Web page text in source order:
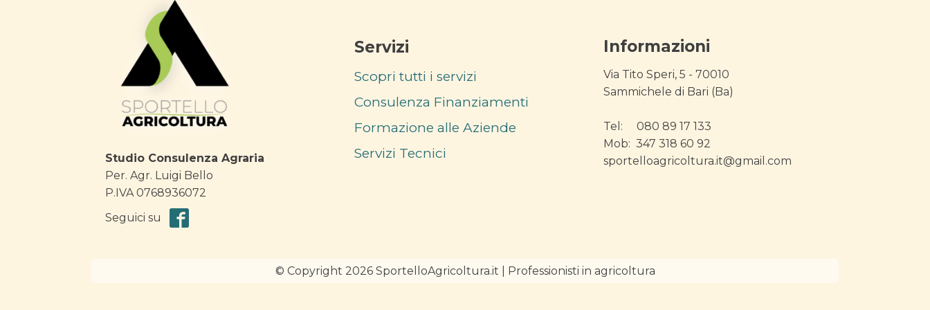
Studio Consulenza Agraria
Per. Agr. Luigi Bello
P.IVA 0768936072
Seguici su
Servizi
Scopri tutti i servizi
Consulenza Finanziamenti
Formazione alle Aziende
Servizi Tecnici
Informazioni
Via Tito Speri, 5 - 70010
Sammichele di Bari (Ba)
Tel: 080 89 17 133
Mob: 347 318 60 92
sportelloagricoltura.it@gmail.com
© Copyright 2026 SportelloAgricoltura.it | Professionisti in agricoltura